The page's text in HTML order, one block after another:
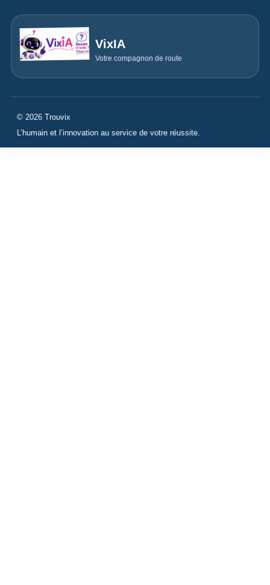
VixIA
Votre compagnon de route
© 2026 Trouvix
L’humain et l’innovation au service de votre réussite.